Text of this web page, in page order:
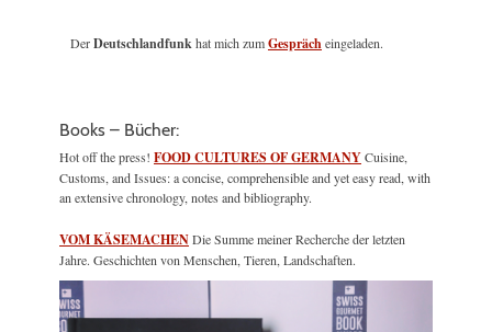
DerDeutschlandfunkhat mich zumGesprächeingeladen.
Books – Bücher:
Hot off the press! FOOD CULTURES OF GERMANYCuisine,
Customs, and Issues: a concise, comprehensible and yet easy read, with
an extensive chronology, notes and bibliography.
VOM KÄSEMACHENDie Summe meiner Recherche der letzten
Jahre. Geschichten von Menschen, Tieren, Landschaften.